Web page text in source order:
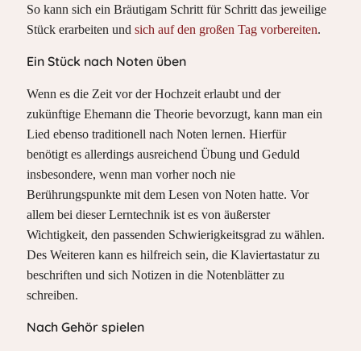
So kann sich ein Bräutigam Schritt für Schritt das jeweilige
Stück erarbeiten und sich auf den großen Tag vorbereiten.
Ein Stück nach Noten üben
Wenn es die Zeit vor der Hochzeit erlaubt und der
zukünftige Ehemann die Theorie bevorzugt, kann man ein
Lied ebenso traditionell nach Noten lernen. Hierfür
benötigt es allerdings ausreichend Übung und Geduld
insbesondere, wenn man vorher noch nie
Berührungspunkte mit dem Lesen von Noten hatte. Vor
allem bei dieser Lerntechnik ist es von äußerster
Wichtigkeit, den passenden Schwierigkeitsgrad zu wählen.
Des Weiteren kann es hilfreich sein, die Klaviertastatur zu
beschriften und sich Notizen in die Notenblätter zu
schreiben.
Nach Gehör spielen